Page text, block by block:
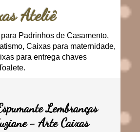
Ateliê
Padrinhos de Casamento,
Caixas para maternidade,
para entrega chaves
Lembranças
- Arte Caixas